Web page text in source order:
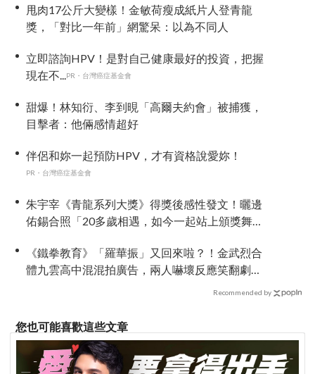
甩肉17公斤大變樣！金敏荷瘦成紙片人登青龍
獎，「對比一年前」網驚呆：以為不同人
立即諮詢HPV！是對自己健康最好的投資，把握
現在不...PR・台灣癌症基金會
甜爆！林知衍、李到晛「高爾夫約會」被捕獲，
目擊者：他倆感情超好
伴侶和妳一起預防HPV，才有資格說愛妳！
PR・台灣癌症基金會
朱宇宰《青龍系列大獎》得獎後感性發文！曬邊
佑錫合照「20多歲相遇，如今一起站上頒獎舞
《鐵拳教育》「羅華振」又回來啦？！金武烈合
體九雲高中混混拍廣告，兩人嚇壞反應笑翻劇
Recommended by
您也可能喜歡這些文章